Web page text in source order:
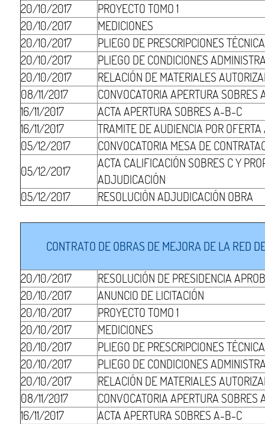
20/10/2017
PROYECTO TOMO 1
20/10/2017
MEDICIONES
20/10/2017
PLIEGO DE PRESCRIPCIONES
20/10/2017
PLIEGO DE CONDICIONES
20/10/2017
RELACIÓN DE MATERIALES
08/11/2017
CONVOCATORIA APERTURA
16/11/2017
ACTA APERTURA SOBRES A-B-C
16/11/2017
TRAMITE DE AUDIENCIA POR
05/12/2017
CONVOCATORIA MESA DE
05/12/2017
ACTA CALIFICACIÓN SOBRES C Y
ADJUDICACIÓN
05/12/2017
RESOLUCIÓN ADJUDICACIÓN OBRA
CONTRATO DE OBRAS DE MEJORA DE LA RED
20/10/2017
RESOLUCIÓN DE PRESIDENCIA
20/10/2017
ANUNCIO DE LICITACIÓN
20/10/2017
PROYECTO TOMO 1
20/10/2017
MEDICIONES
20/10/2017
PLIEGO DE PRESCRIPCIONES
20/10/2017
PLIEGO DE CONDICIONES
20/10/2017
RELACIÓN DE MATERIALES
08/11/2017
CONVOCATORIA APERTURA
16/11/2017
ACTA APERTURA SOBRES A-B-C